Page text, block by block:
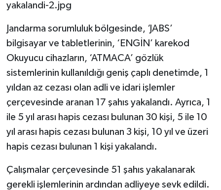
Jandarma sorumluluk bölgesinde, ‘JABS’
bilgisayar ve tabletlerinin, ‘ENGİN’ karekod
Okuyucu cihazların, ‘ATMACA’ gözlük
sistemlerinin kullanıldığı geniş çaplı denetimde, 1
yıldan az cezası olan adli ve idari işlemler
çerçevesinde aranan 17 şahıs yakalandı. Ayrıca, 1
ile 5 yıl arası hapis cezası bulunan 30 kişi, 5 ile 10
yıl arası hapis cezası bulunan 3 kişi, 10 yıl ve üzeri
hapis cezası bulunan 1 kişi yakalandı.
Çalışmalar çerçevesinde 51 şahıs yakalanarak
gerekli işlemlerinin ardından adliyeye sevk edildi.